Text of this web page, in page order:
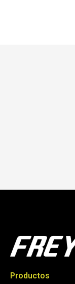
Productos